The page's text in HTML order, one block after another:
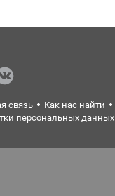
связь Как нас найти
персональных данных